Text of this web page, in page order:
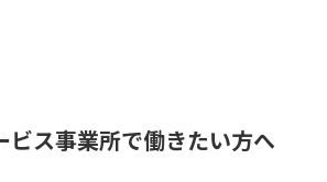
ビス事業所で働きたい方へ